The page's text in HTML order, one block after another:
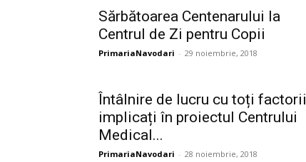
Sărbătoarea Centenarului la
Centrul de Zi pentru Copii
PrimariaNavodari - 29 noiembrie, 2018
Întâlnire de lucru cu toți factorii
implicați în proiectul Centrului
Medical...
PrimariaNavodari - 28 noiembrie, 2018